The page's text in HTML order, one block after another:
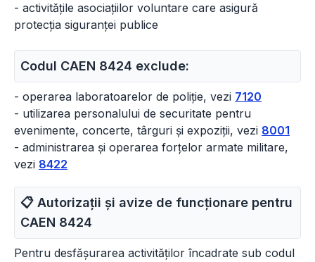
- activitățile asociațiilor voluntare care asigură
protecția siguranței publice
Codul CAEN 8424 exclude:
- operarea laboratoarelor de poliție, vezi 7120
- utilizarea personalului de securitate pentru
evenimente, concerte, târguri și expoziții, vezi 8001
- administrarea și operarea forțelor armate militare,
vezi 8422
📋 Autorizații și avize de funcționare pentru
CAEN 8424
Pentru desfășurarea activităților încadrate sub codul